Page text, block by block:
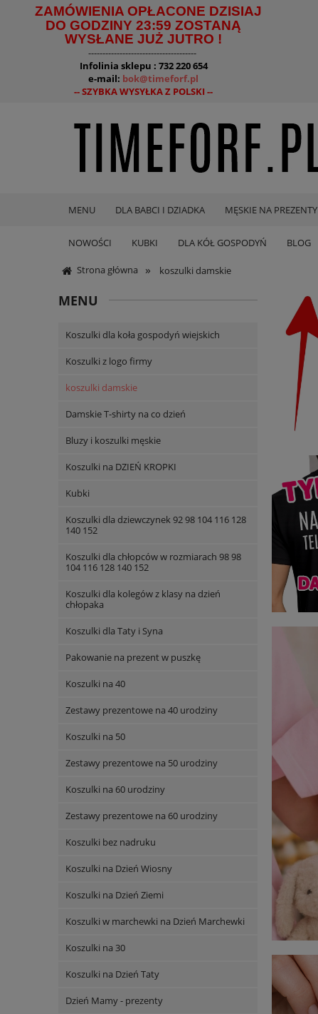
ZAMÓWIENIA OPŁACONE DZISIAJ
DO GODZINY 23:59 ZOSTANĄ
WYSŁANE JUŻ JUTRO !
--------------------------------------
Infolinia sklepu : 732 220 654
e-mail: bok@timeforf.pl
-- SZYBKA WYSYŁKA Z POLSKI --
MENU DLA BABCI I DZIADKA MĘSKIE NA PREZENTY
NOWOŚCI KUBKI DLA KÓŁ GOSPODYŃ BLOG
Strona główna » koszulki damskie
MENU
Koszulki dla koła gospodyń wiejskich
Koszulki z logo firmy
koszulki damskie
Damskie T-shirty na co dzień
Bluzy i koszulki męskie
Koszulki na DZIEŃ KROPKI
Kubki
Koszulki dla dziewczynek 92 98 104 116 128
140 152
Koszulki dla chłopców w rozmiarach 98 98
104 116 128 140 152
Koszulki dla kolegów z klasy na dzień
chłopaka
Koszulki dla Taty i Syna
Pakowanie na prezent w puszkę
Koszulki na 40
Zestawy prezentowe na 40 urodziny
Koszulki na 50
Zestawy prezentowe na 50 urodziny
Koszulki na 60 urodziny
Zestawy prezentowe na 60 urodziny
Koszulki bez nadruku
Koszulki na Dzień Wiosny
Koszulki na Dzień Ziemi
Koszulki w marchewki na Dzień Marchewki
Koszulki na 30
Koszulki na Dzień Taty
Dzień Mamy - prezenty